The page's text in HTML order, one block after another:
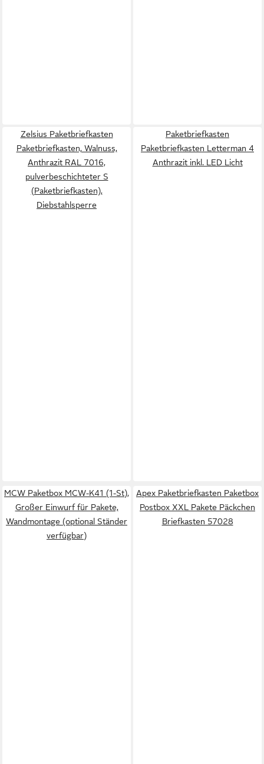
Zelsius Paketbriefkasten
Paketbriefkasten, Walnuss,
Anthrazit RAL 7016,
pulverbeschichteter S
(Paketbriefkasten),
Diebstahlsperre
Paketbriefkasten
Paketbriefkasten Letterman 4
Anthrazit inkl. LED Licht
MCW Paketbox MCW-K41 (1-St),
Großer Einwurf für Pakete,
Wandmontage (optional Ständer
verfügbar)
Apex Paketbriefkasten Paketbox
Postbox XXL Pakete Päckchen
Briefkasten 57028